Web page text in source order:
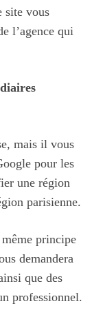
site vous
l’agence qui
mais il vous
pour les
une région
parisienne.
principe
demandera
que des
professionnel.